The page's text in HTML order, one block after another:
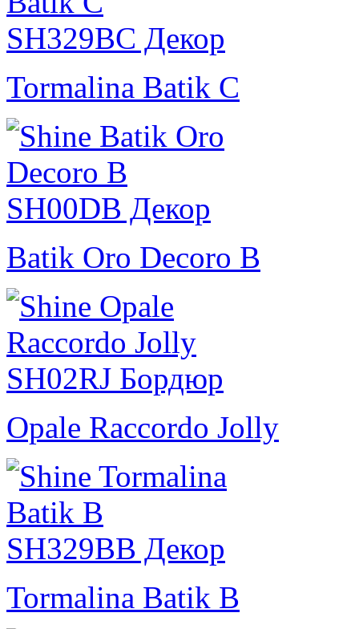
Tormalina Batik C
Batik Oro Decoro B
Opale Raccordo Jolly
Tormalina Batik B